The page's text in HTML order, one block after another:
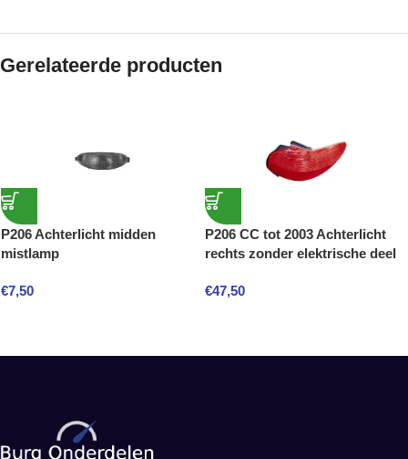
Gerelateerde producten
P206 Achterlicht midden
mistlamp
€7,50
P206 CC tot 2003 Achterlicht
rechts zonder elektrische deel
€47,50